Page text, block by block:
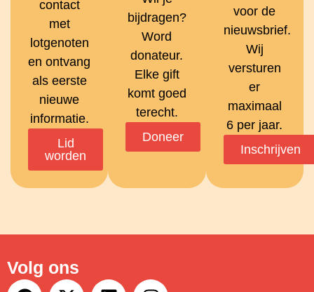
contact
met
lotgenoten
en ontvang
als eerste
nieuwe
informatie.
Lid
worden
bijdragen?
Word
donateur.
Elke gift
komt goed
terecht.
Doneer
voor de
nieuwsbrief.
Wij
versturen
er
maximaal
6 per jaar.
Inschrijven
Volg ons